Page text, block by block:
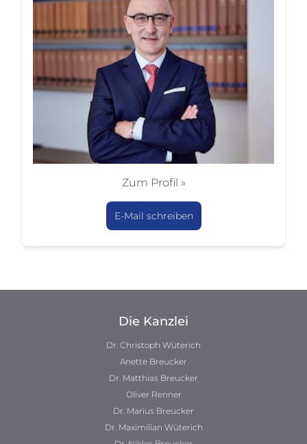
Zum Profil »
E-Mail schreiben
Die Kanzlei
Dr. Christoph Wüterich
Anette Breucker
Dr. Matthias Breucker
Oliver Renner
Dr. Marius Breucker
Dr. Maximilian Wüterich